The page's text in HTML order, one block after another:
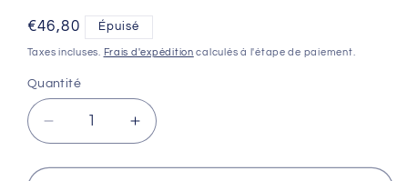
Prix
habituel
€46,80 Épuisé
Taxes incluses. Frais d'expédition calculés à l'étape de paiement.
Quantité
Réduire
la
quantité
Augmenter
la
quantité